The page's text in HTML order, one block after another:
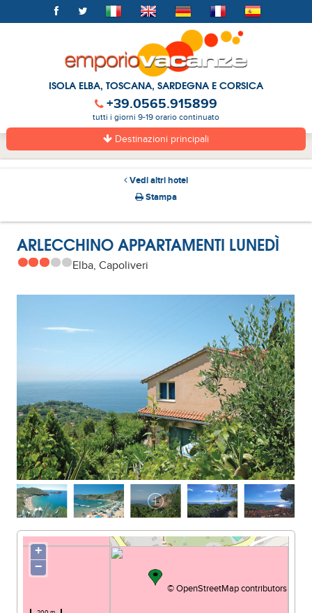
ISOLA ELBA, TOSCANA, SARDEGNA E CORSICA
+39.0565.915899
tutti i giorni 9-19 orario continuato
Destinazioni principali
Vedi altri hotel
Stampa
ARLECCHINO APPARTAMENTI LUNEDÌ
Elba, Capoliveri
+
−
©OpenStreetMapcontributors